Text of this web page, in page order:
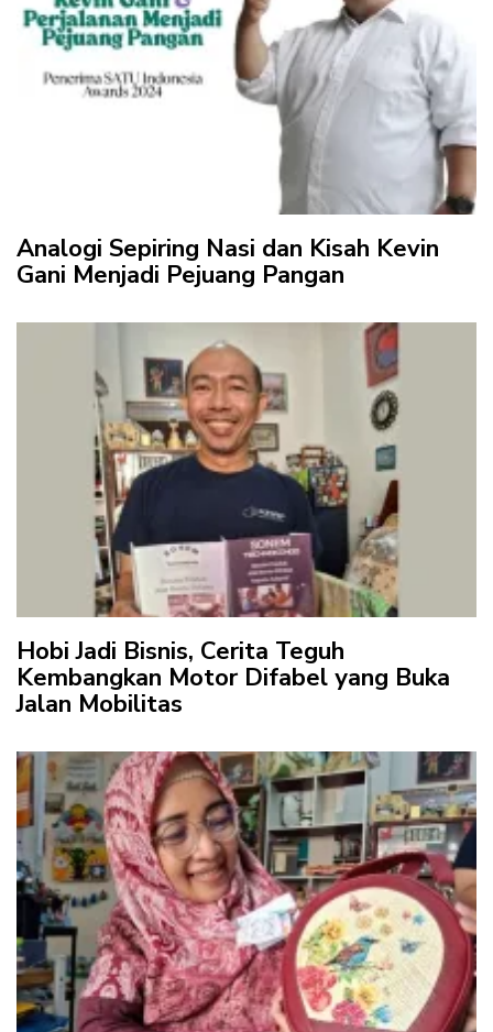
Analogi Sepiring Nasi dan Kisah Kevin
Gani Menjadi Pejuang Pangan
Hobi Jadi Bisnis, Cerita Teguh
Kembangkan Motor Difabel yang Buka
Jalan Mobilitas